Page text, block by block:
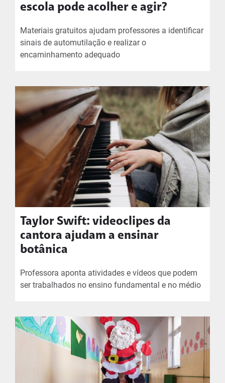
escola pode acolher e agir?
Materiais gratuitos ajudam professores a identificar
sinais de automutilação e realizar o
encaminhamento adequado
Taylor Swift: videoclipes da
cantora ajudam a ensinar
botânica
Professora aponta atividades e vídeos que podem
ser trabalhados no ensino fundamental e no médio